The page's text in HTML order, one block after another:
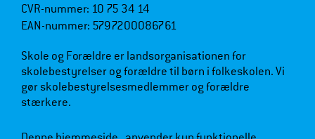
CVR-nummer: 10 75 34 14
EAN-nummer: 5797200086761
Skole og Forældre er landsorganisationen for
skolebestyrelser og forældre til børn i folkeskolen. Vi
gør skolebestyrelsesmedlemmer og forældre
stærkere.